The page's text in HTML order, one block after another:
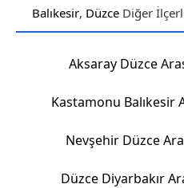
Balıkesir, Düzce Diğer
Aksaray Düzce
Kastamonu Balıkesir
Nevşehir Düzce
Düzce Diyarbakır